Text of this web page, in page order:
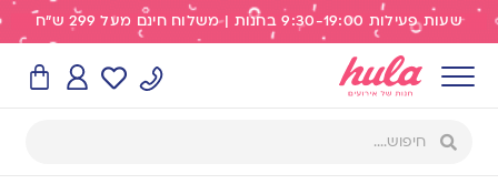
שעות פעילות 9:30-19:00 בחנות | משלוח חינם מעל 299 ש"ח